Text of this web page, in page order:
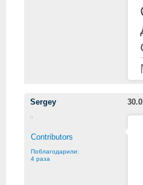
Sergey
Contributors
Поблагодарили:
4 раза